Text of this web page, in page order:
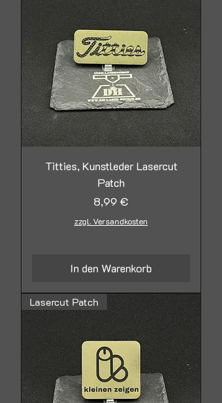
Titties, Kunstleder Lasercut
Patch
Preis
8,99 €
zzgl. Versandkosten
In den Warenkorb
Lasercut Patch